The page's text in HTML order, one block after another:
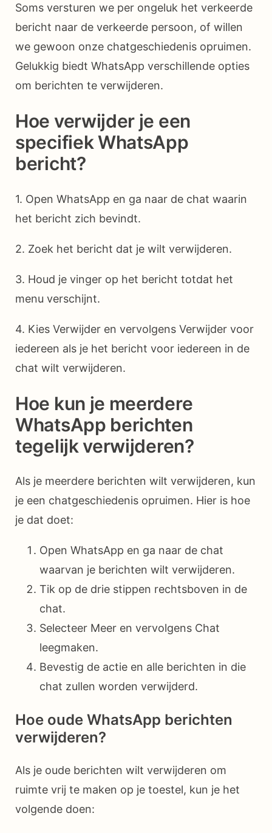
Soms versturen we per ongeluk het verkeerde
bericht naar de verkeerde persoon, of willen
we gewoon onze chatgeschiedenis opruimen.
Gelukkig biedt WhatsApp verschillende opties
om berichten te verwijderen.
Hoe verwijder je een
specifiek WhatsApp
bericht?
1. Open WhatsApp en ga naar de chat waarin
het bericht zich bevindt.
2. Zoek het bericht dat je wilt verwijderen.
3. Houd je vinger op het bericht totdat het
menu verschijnt.
4. Kies Verwijder en vervolgens Verwijder voor
iedereen als je het bericht voor iedereen in de
chat wilt verwijderen.
Hoe kun je meerdere
WhatsApp berichten
tegelijk verwijderen?
Als je meerdere berichten wilt verwijderen, kun
je een chatgeschiedenis opruimen. Hier is hoe
je dat doet:
Open WhatsApp en ga naar de chat
waarvan je berichten wilt verwijderen.
Tik op de drie stippen rechtsboven in de
chat.
Selecteer Meer en vervolgens Chat
leegmaken.
Bevestig de actie en alle berichten in die
chat zullen worden verwijderd.
Hoe oude WhatsApp berichten
verwijderen?
Als je oude berichten wilt verwijderen om
ruimte vrij te maken op je toestel, kun je het
volgende doen: